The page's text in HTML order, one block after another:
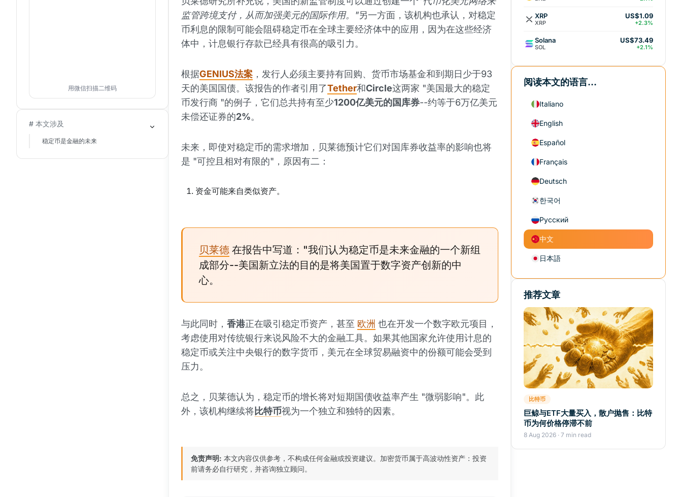
监管跨境支付，从而加强美元的国际作用。"另一方面，该机构也承认，对稳定
币利息的限制可能会阻碍稳定币在全球主要经济体中的应用，因为在这些经济
体中，计息银行存款已经具有很高的吸引力。
根据GENIUS法案 ，发行人必须主要持有回购、货币市场基金和到期日少于93
天的美国国债。该报告的作者引用了Tether和Circle这两家 "美国最大的稳定
币发行商 "的例子，它们总共持有至少1200亿美元的国库券--约等于6万亿美元
未偿还证券的2%。
未来，即使对稳定币的需求增加，贝莱德预计它们对国库券收益率的影响也将
是 "可控且相对有限的"，原因有二：
资金可能来自类似资产。
贝莱德 在报告中写道："我们认为稳定币是未来金融的一个新组
成部分--美国新立法的目的是将美国置于数字资产创新的中
心。
与此同时， 香港正在吸引稳定币资产，甚至 欧洲 也在开发一个数字欧元项目，
考虑使用对传统银行来说风险不大的金融工具。如果其他国家允许使用计息的
稳定币或关注中央银行的数字货币，美元在全球贸易融资中的份额可能会受到
压力。
总之，贝莱德认为，稳定币的增长将对短期国债收益率产生 "微弱影响"。此
外，该机构继续将比特币视为一个独立和独特的因素。
免责声明: 本文内容仅供参考，不构成任何金融或投资建议。加密货币属于高波动性资产：投资
前请务必自行研究，并咨询独立顾问。
用微信扫描二维码
# 本文涉及
稳定币是金融的未来
XRP
XRP
US$1.09
+2.3%
Solana
SOL
US$73.49
+2.1%
阅读本文的语言...
Italiano
English
Español
Français
Deutsch
한국어
Русский
中文
日本語
推荐文章
比特币
巨鲸与ETF大量买入，散户抛售：比特
币为何价格停滞不前
8 Aug 2026 · 7 min read